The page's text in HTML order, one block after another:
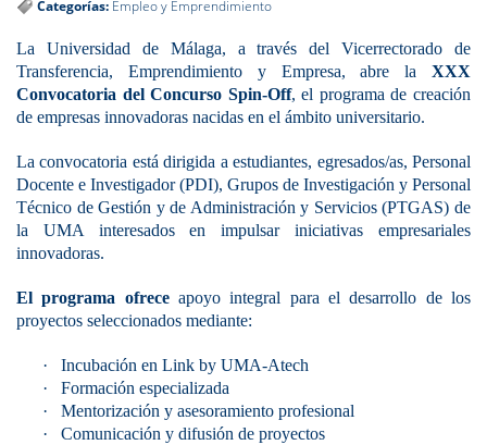
Categorías: Empleo y Emprendimiento
La Universidad de Málaga, a través del Vicerrectorado de
Transferencia, Emprendimiento y Empresa, abre la XXX
Convocatoria del Concurso Spin-Off, el programa de creación
de empresas innovadoras nacidas en el ámbito universitario.
La convocatoria está dirigida a estudiantes, egresados/as, Personal
Docente e Investigador (PDI), Grupos de Investigación y Personal
Técnico de Gestión y de Administración y Servicios (PTGAS) de
la UMA interesados en impulsar iniciativas empresariales
innovadoras.
El programa ofreceapoyo integral para el desarrollo de los
proyectos seleccionados mediante:
·
Incubación en Link by UMA-Atech
·
Formación especializada
·
Mentorización y asesoramiento profesional
·
Comunicación y difusión de proyectos